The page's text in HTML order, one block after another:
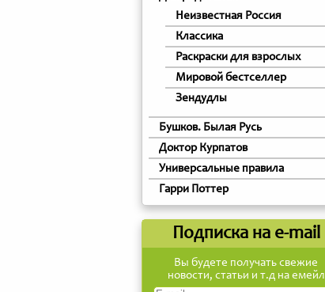
Неизвестная Россия
Классика
Раскраски для взрослых
Мировой бестселлер
Зендудлы
Бушков. Былая Русь
Доктор Курпатов
Универсальные правила
Гарри Поттер
Подписка на e-mail
Вы будете получать свежие
новости, статьи и т.д на емейл